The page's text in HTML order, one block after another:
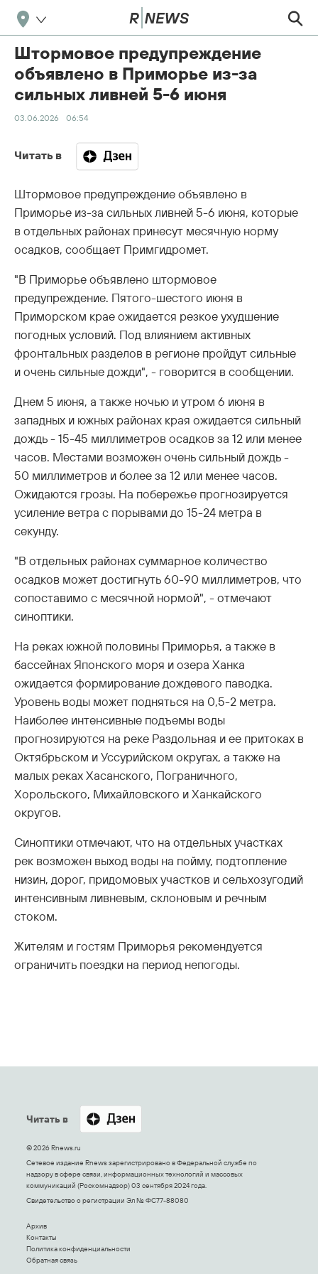
Штормовое предупреждение
объявлено в Приморье из-за
сильных ливней 5-6 июня
03.06.2026 06:54
Читать в
Штормовое предупреждение объявлено в
Приморье из-за сильных ливней 5-6 июня, которые
в отдельных районах принесут месячную норму
осадков, сообщает Примгидромет.
"В Приморье объявлено штормовое
предупреждение. Пятого-шестого июня в
Приморском крае ожидается резкое ухудшение
погодных условий. Под влиянием активных
фронтальных разделов в регионе пройдут сильные
и очень сильные дожди", - говорится в сообщении.
Днем 5 июня, а также ночью и утром 6 июня в
западных и южных районах края ожидается сильный
дождь - 15-45 миллиметров осадков за 12 или менее
часов. Местами возможен очень сильный дождь -
50 миллиметров и более за 12 или менее часов.
Ожидаются грозы. На побережье прогнозируется
усиление ветра с порывами до 15-24 метра в
секунду.
"В отдельных районах суммарное количество
осадков может достигнуть 60-90 миллиметров, что
сопоставимо с месячной нормой", - отмечают
синоптики.
На реках южной половины Приморья, а также в
бассейнах Японского моря и озера Ханка
ожидается формирование дождевого паводка.
Уровень воды может подняться на 0,5-2 метра.
Наиболее интенсивные подъемы воды
прогнозируются на реке Раздольная и ее притоках в
Октябрьском и Уссурийском округах, а также на
малых реках Хасанского, Пограничного,
Хорольского, Михайловского и Ханкайского
округов.
Синоптики отмечают, что на отдельных участках
рек возможен выход воды на пойму, подтопление
низин, дорог, придомовых участков и сельхозугодий
интенсивным ливневым, склоновым и речным
стоком.
Жителям и гостям Приморья рекомендуется
ограничить поездки на период непогоды.
Читать в
© 2026 Rnews.ru
Сетевое издание Rnews зарегистрировано в Федеральной службе по
надзору в сфере связи, информационных технологий и массовых
коммуникаций (Роскомнадзор) 03 сентября 2024 года.
Свидетельство о регистрации Эл № ФС77-88080
Архив
Контакты
Политика конфиденциальности
Обратная связь